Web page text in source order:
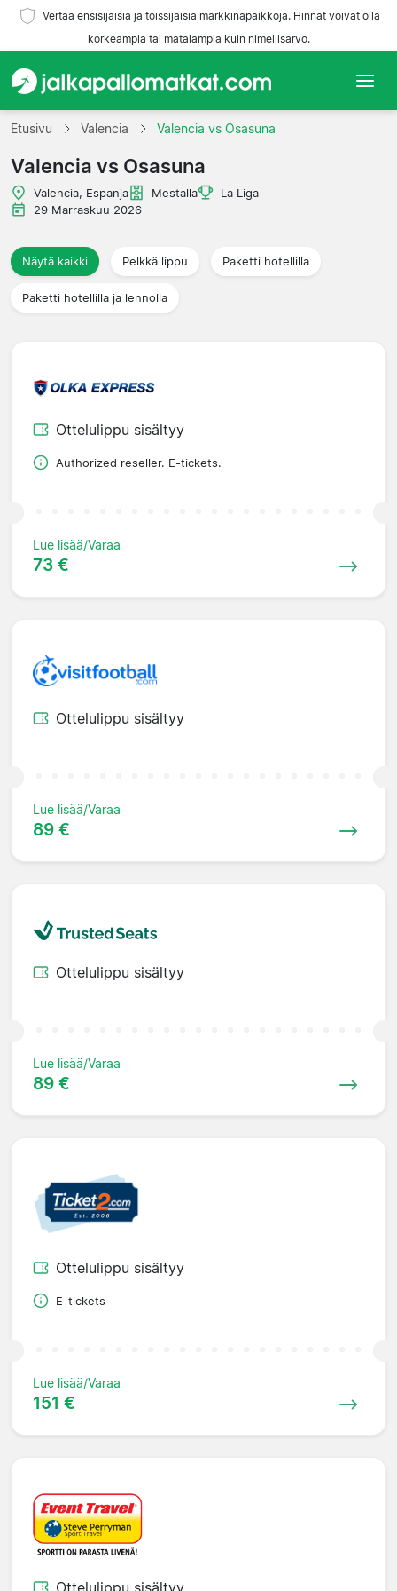
Vertaa ensisijaisia ja toissijaisia markkinapaikkoja. Hinnat voivat olla
korkeampia tai matalampia kuin nimellisarvo.
Etusivu
Joukkueet
Liigat
Matkatoimistoja
Etusivu Valencia Valencia vs Osasuna
Valencia vs Osasuna
Valencia, Espanja Mestalla
La Liga
29 Marraskuu 2026
Näytä kaikki Pelkkä lippu Paketti hotellilla
Paketti hotellilla ja lennolla
Ottelulippu sisältyy
Authorized reseller. E-tickets.
Lue lisää/Varaa
73 €
Ottelulippu sisältyy
Lue lisää/Varaa
89 €
Ottelulippu sisältyy
Lue lisää/Varaa
89 €
Ottelulippu sisältyy
E-tickets
Lue lisää/Varaa
151 €
Ottelulippu sisältyy